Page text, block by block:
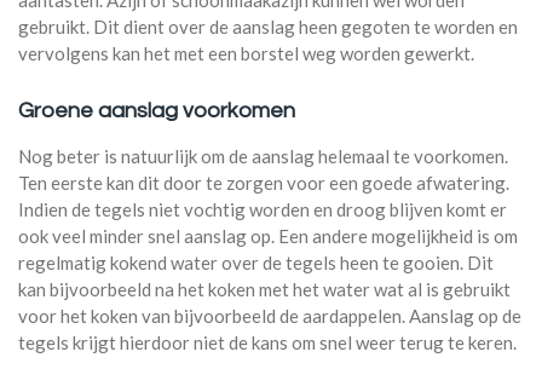
gebruikt. Dit dient over de aanslag heen gegoten te worden en
vervolgens kan het met een borstel weg worden gewerkt.
Groene aanslag voorkomen
Nog beter is natuurlijk om de aanslag helemaal te voorkomen.
Ten eerste kan dit door te zorgen voor een goede afwatering.
Indien de tegels niet vochtig worden en droog blijven komt er
ook veel minder snel aanslag op. Een andere mogelijkheid is om
regelmatig kokend water over de tegels heen te gooien. Dit
kan bijvoorbeeld na het koken met het water wat al is gebruikt
voor het koken van bijvoorbeeld de aardappelen. Aanslag op de
tegels krijgt hierdoor niet de kans om snel weer terug te keren.